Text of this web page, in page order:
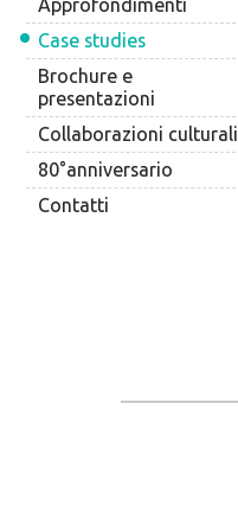
Approfondimenti
Case studies
Brochure e
presentazioni
Collaborazioni culturali
80°anniversario
Contatti